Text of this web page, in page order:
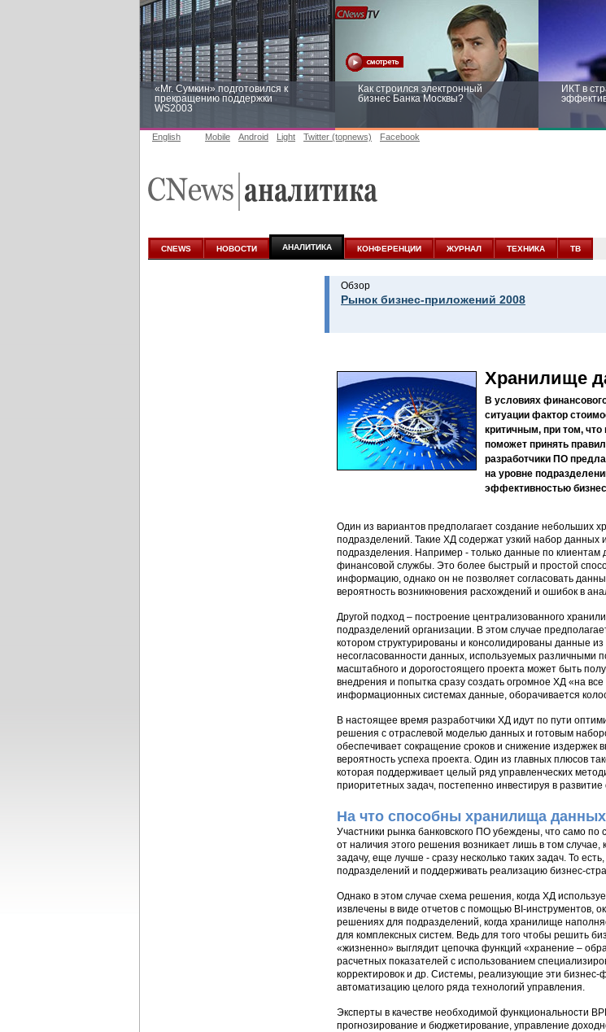
«Mr. Сумкин» подготовился к
прекращению поддержки
WS2003
Как строился электронный
бизнес Банка Москвы?
ИКТ в
аналитике
новых
English Mobile Android Light Twitter (topnews) Facebook
CNEWS НОВОСТИ АНАЛИТИКА КОНФЕРЕНЦИИ ЖУРНАЛ ТЕХНИКА ТВ
Обзор
Рынок бизнес-приложений 2008
Хранилище
В условиях
ситуации фактор
критичным, при том,
поможет принять
разработчики ПО
на уровне
эффективностью
Один из вариантов предполагает создание небольших
подразделений. Такие ХД содержат узкий набор данных
подразделения. Например - только данные по клиентам
финансовой службы. Это более быстрый и простой
информацию, однако он не позволяет согласовать
вероятность возникновения расхождений и ошибок в
Другой подход – построение централизованного
подразделений организации. В этом случае
котором структурированы и консолидированы данные
несогласованности данных, используемых
масштабного и дорогостоящего проекта может быть
внедрения и попытка сразу создать огромное ХД «на
информационных системах данные, оборачивается
В настоящее время разработчики ХД идут по пути
решения с отраслевой моделью данных и готовым
обеспечивает сокращение сроков и снижение
вероятность успеха проекта. Один из главных плюсов
которая поддерживает целый ряд управленческих
приоритетных задач, постепенно инвестируя в
На что способны хранилища данных
Участники рынка банковского ПО убеждены, что само
от наличия этого решения возникает лишь в том
задачу, еще лучше - сразу несколько таких задач. То
подразделений и поддерживать реализацию бизнес-
Однако в этом случае схема решения, когда ХД
извлечены в виде отчетов с помощью BI-инструментов,
решениях для подразделений, когда хранилище
для комплексных систем. Ведь для того чтобы решить
«жизненно» выглядит цепочка функций «хранение –
расчетных показателей с использованием
корректировок и др. Системы, реализующие эти
автоматизацию целого ряда технологий управления.
Эксперты в качестве необходимой функциональности
прогнозирование и бюджетирование, управление